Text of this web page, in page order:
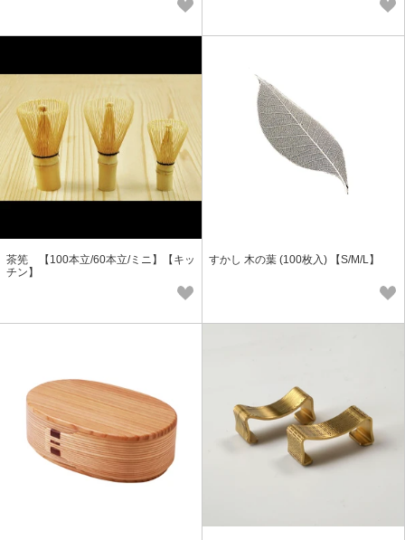
茶筅 【100本立/60本立/ミニ】【キッ
チン】
すかし 木の葉 (100枚入) 【S/M/L】